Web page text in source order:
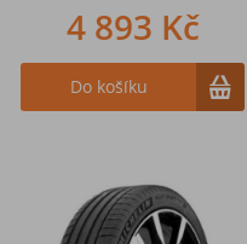
4 893 Kč
Do košíku